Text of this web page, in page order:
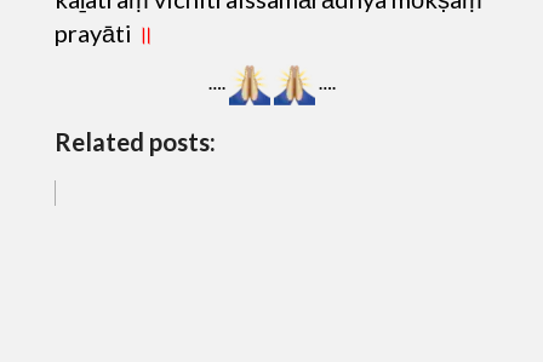
prayāti ॥
…. ….
Related posts: